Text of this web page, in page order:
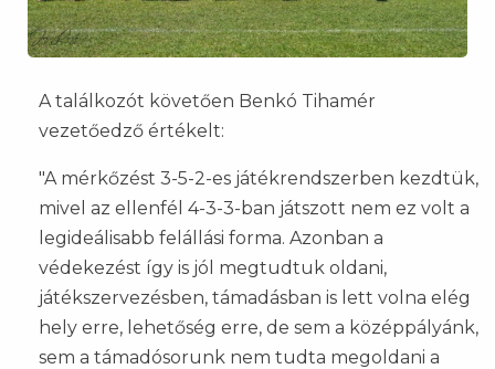
A találkozót követően Benkó Tihamér
vezetőedző értékelt:
"A mérkőzést 3-5-2-es játékrendszerben kezdtük,
mivel az ellenfél 4-3-3-ban játszott nem ez volt a
legideálisabb felállási forma. Azonban a
védekezést így is jól megtudtuk oldani,
játékszervezésben, támadásban is lett volna elég
hely erre, lehetőség erre, de sem a középpályánk,
sem a támadósorunk nem tudta megoldani a